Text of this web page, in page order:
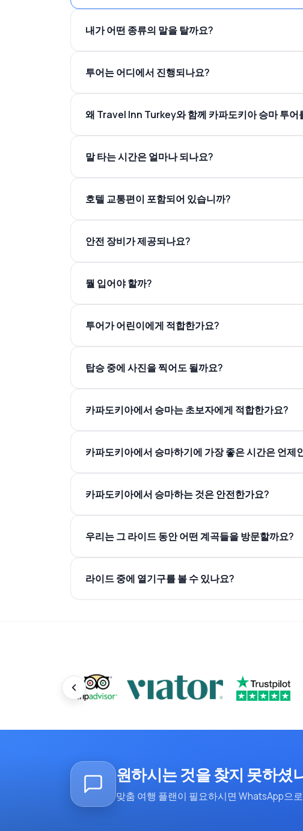
내가 어떤 종류의 말을 탈까요?
투어는 어디에서 진행되나요?
왜 Travel Inn Turkey와 함께 카파도키아 승마 투어
말 타는 시간은 얼마나 되나요?
호텔 교통편이 포함되어 있습니까?
안전 장비가 제공되나요?
뭘 입어야 할까?
투어가 어린이에게 적합한가요?
탑승 중에 사진을 찍어도 될까요?
카파도키아에서 승마는 초보자에게 적합한가요?
카파도키아에서 승마하기에 가장 좋은 시간은 언제
카파도키아에서 승마하는 것은 안전한가요?
우리는 그 라이드 동안 어떤 계곡들을 방문할까요?
라이드 중에 열기구를 볼 수 있나요?
원하시는 것을 찾지 못하셨
맞춤 여행 플랜이 필요하시면 WhatsApp으